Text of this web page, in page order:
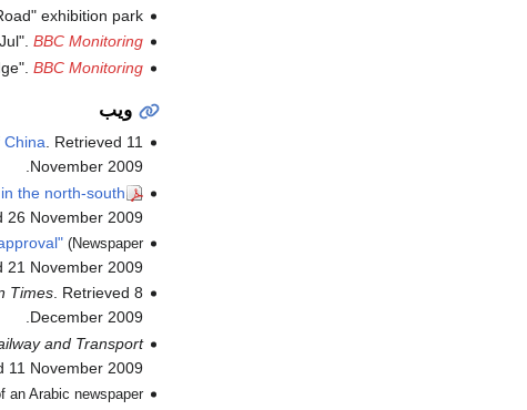
exhibition park".
BBC Monitoring
BBC Monitoring
ويب
China. Retrieved 11
November2009
.
the north-south
26 November2009
(Newspaper
21 November2009
Times. Retrieved 8
December2009
.
and Transport
11 November2009
an Arabic newspaper